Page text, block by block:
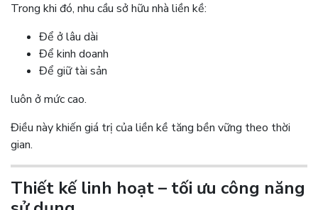
Trong khi đó, nhu cầu sở hữu nhà liền kề:
Để ở lâu dài
Để kinh doanh
Để giữ tài sản
luôn ở mức cao.
Điều này khiến giá trị của liền kề tăng bền vững theo thời
gian.
Thiết kế linh hoạt – tối ưu công năng